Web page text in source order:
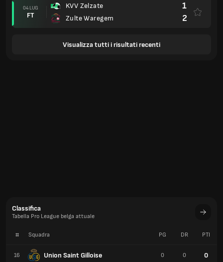
04 LUG
FT
KVV Zelzate
Zulte Waregem
1
2
Visualizza tutti i risultati recenti
Classifica
Tabella Pro League belga attuale
# Squadra
16 Union Saint Gilloise
PG DR PTI
0 0 0